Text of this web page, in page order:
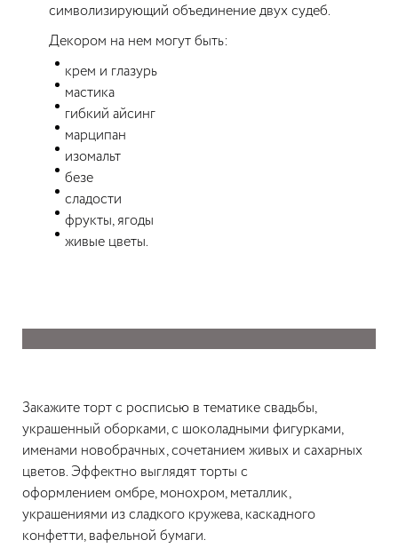
символизирующий объединение двух судеб.
Декором на нем могут быть:
крем и глазурь
мастика
гибкий айсинг
марципан
изомальт
безе
сладости
фрукты, ягоды
живые цветы.
Закажите торт с росписью в тематике свадьбы,
украшенный оборками, с шоколадными фигурками,
именами новобрачных, сочетанием живых и сахарных
цветов. Эффектно выглядят торты с
оформлением омбре, монохром, металлик,
украшениями из сладкого кружева, каскадного
конфетти, вафельной бумаги.